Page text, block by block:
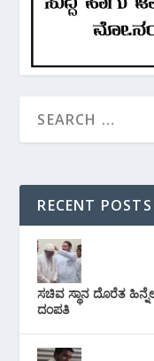
RECENT POSTS
ಸಚಿವ ಸ್ಥಾನ ದೊರೆತ
ದಂಪತಿ